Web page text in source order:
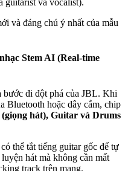
và đáng chú ý nhất của mẫu
Stem AI (Real-time
đi đột phá của JBL. Khi
Bluetooth hoặc dây cắm, chip
hát), Guitar và Drums
thể tắt tiếng guitar gốc để tự
hát mà không cần mất
track trên mạng.